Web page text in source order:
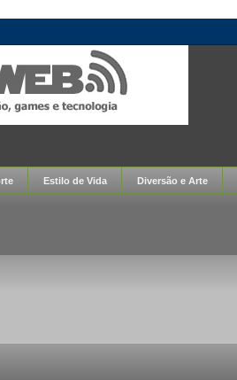
Estilo de Vida Diversão e Arte